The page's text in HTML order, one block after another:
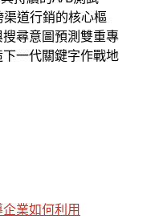
道行銷的核心樞
尋意圖預測雙重專
一代關鍵字作戰地
業如何利用